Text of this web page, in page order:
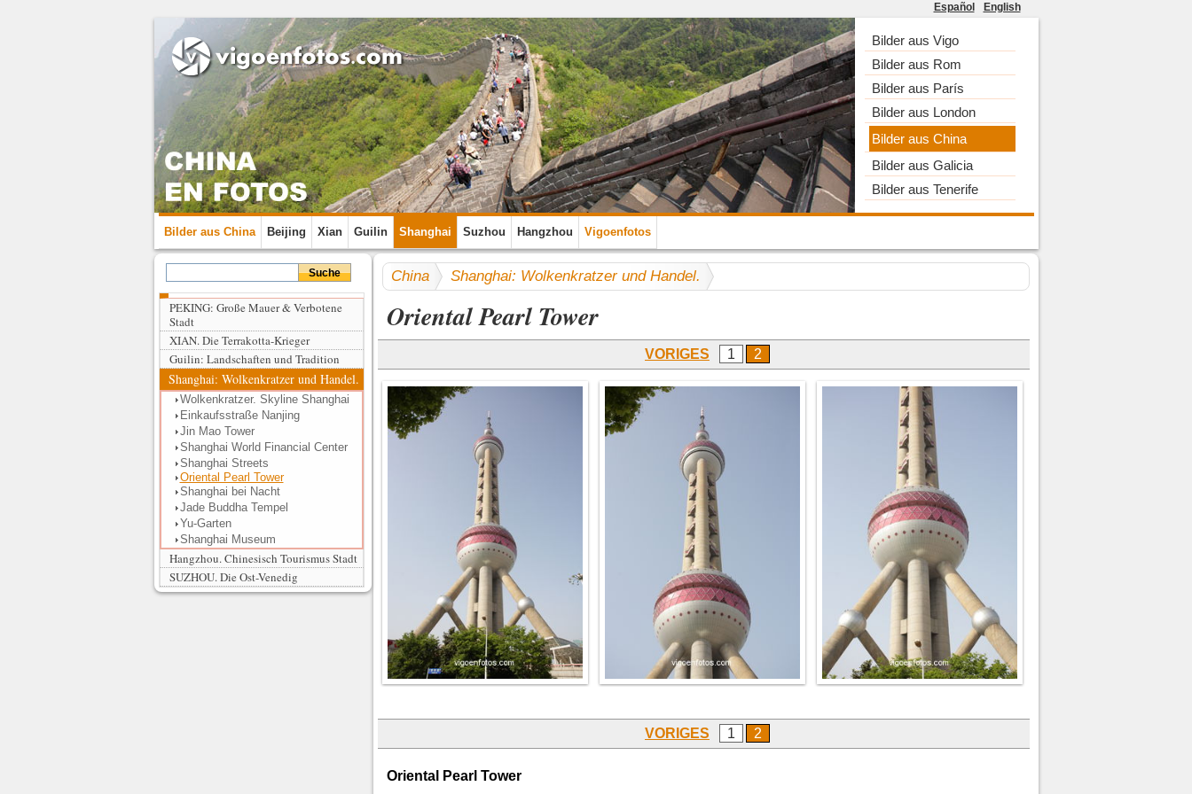
Español English
Bilder aus Vigo
Bilder aus Rom
Bilder aus París
Bilder aus London
Bilder aus China
Bilder aus Galicia
Bilder aus Tenerife
Bilder aus China Beijing Xian Guilin Shanghai Suzhou Hangzhou Vigoenfotos
China Shanghai: Wolkenkratzer und Handel.
Oriental Pearl Tower
VORIGES 1 2
VORIGES 1 2
Oriental Pearl Tower
PEKING: Große Mauer & Verbotene
Stadt
XIAN. Die Terrakotta-Krieger
Guilin: Landschaften und Tradition
Shanghai: Wolkenkratzer und Handel.
Wolkenkratzer. Skyline Shanghai
Einkaufsstraße Nanjing
Jin Mao Tower
Shanghai World Financial Center
Shanghai Streets
Oriental Pearl Tower
Shanghai bei Nacht
Jade Buddha Tempel
Yu-Garten
Shanghai Museum
Hangzhou. Chinesisch Tourismus Stadt
SUZHOU. Die Ost-Venedig